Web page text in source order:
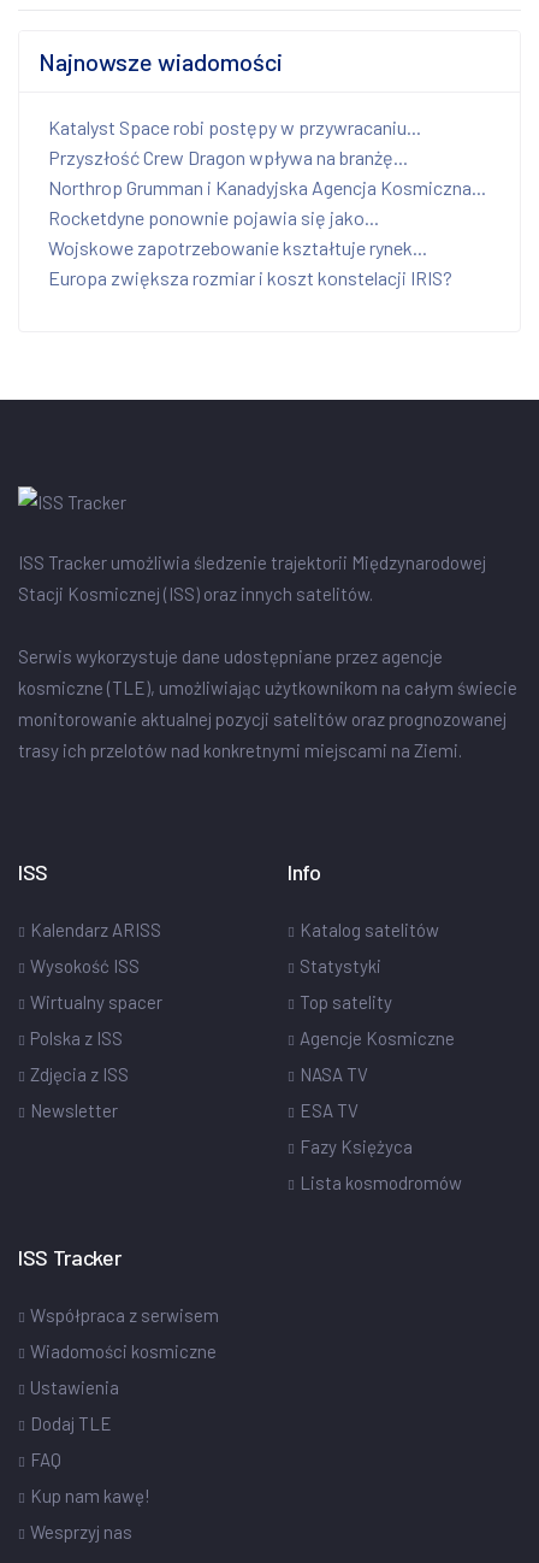
Najnowsze wiadomości
Katalyst Space robi postępy w przywracaniu...
Przyszłość Crew Dragon wpływa na branżę...
Northrop Grumman i Kanadyjska Agencja Kosmiczna...
Rocketdyne ponownie pojawia się jako...
Wojskowe zapotrzebowanie kształtuje rynek...
Europa zwiększa rozmiar i koszt konstelacji IRIS?
ISS Tracker umożliwia śledzenie trajektorii Międzynarodowej
Stacji Kosmicznej (ISS) oraz innych satelitów.
Serwis wykorzystuje dane udostępniane przez agencje
kosmiczne (TLE), umożliwiając użytkownikom na całym świecie
monitorowanie aktualnej pozycji satelitów oraz prognozowanej
trasy ich przelotów nad konkretnymi miejscami na Ziemi.
ISS
Kalendarz ARISS
Wysokość ISS
Wirtualny spacer
Polska z ISS
Zdjęcia z ISS
Newsletter
Info
Katalog satelitów
Statystyki
Top satelity
Agencje Kosmiczne
NASA TV
ESA TV
Fazy Księżyca
Lista kosmodromów
ISS Tracker
Współpraca z serwisem
Wiadomości kosmiczne
Ustawienia
Dodaj TLE
FAQ
Kup nam kawę!
Wesprzyj nas